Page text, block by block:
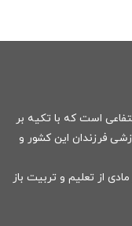
است که با تکیه بر
فرزندان این کشور و
از تعلیم و تربیت باز